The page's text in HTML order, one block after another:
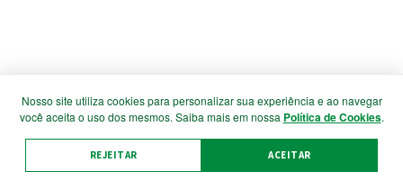
Nosso site utiliza cookies para personalizar sua experiência e ao navegar
você aceita o uso dos mesmos. Saiba mais em nossa Política de Cookies.
REJEITAR ACEITAR